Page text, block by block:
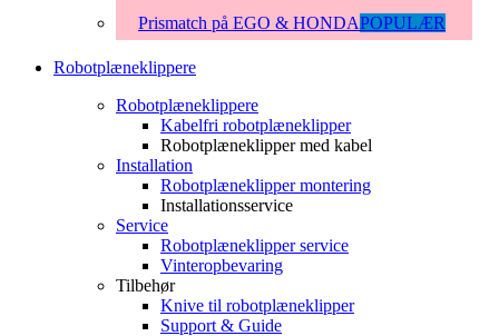
Prismatch på EGO & HONDAPOPULÆR
Robotplæneklippere
Robotplæneklippere
Kabelfri robotplæneklipper
Robotplæneklipper med kabel
Installation
Robotplæneklipper montering
Installationsservice
Service
Robotplæneklipper service
Vinteropbevaring
Tilbehør
Knive til robotplæneklipper
Support & Guide